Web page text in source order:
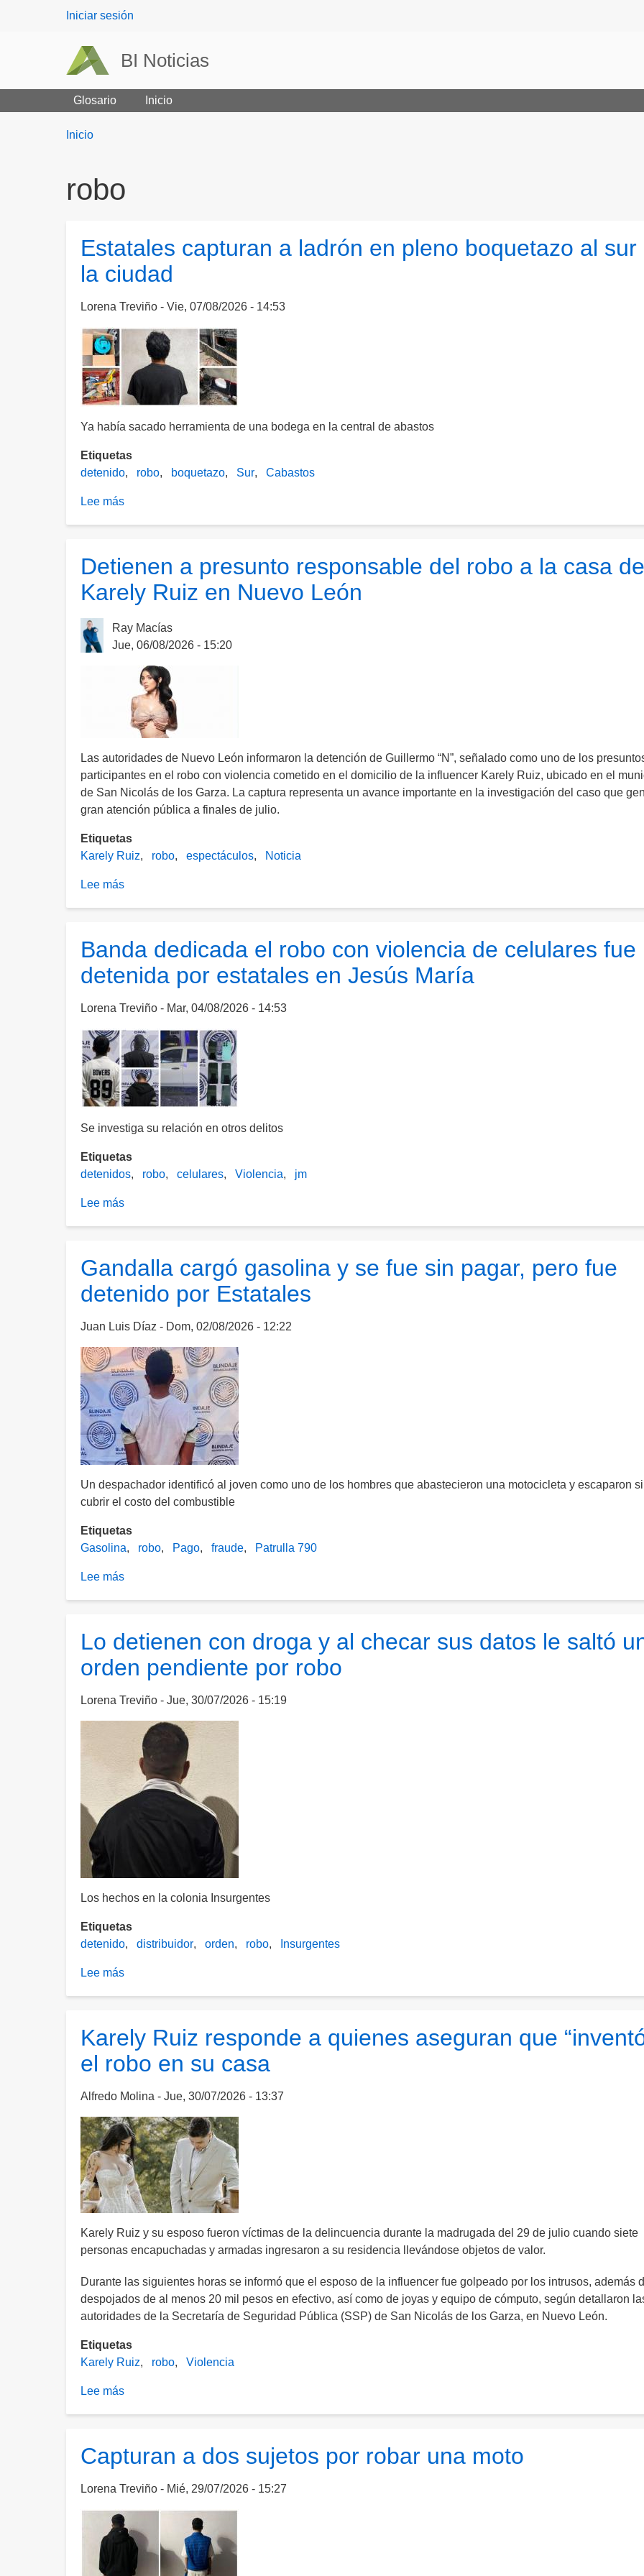
User
Iniciar sesión
BI Noticias
Glosario Inicio
Breadcrumbs
You
Inicio
robo
Estatales capturan a ladrón en pleno boquetazo al sur
la ciudad
Lorena Treviño Vie, 07/08/2026 - 14:53
Ya había sacado herramienta de una bodega en la central de abastos
Etiquetas
detenido
robo boquetazo Sur Cabastos
Lee más
ladrón
en
pleno
boquetazo
ciudad
Detienen a presunto responsable del robo a la casa de
Karely Ruiz en Nuevo León
Ray Macías
Jue, 06/08/2026 - 15:20
Las autoridades de Nuevo León informaron la detención de Guillermo “N”, señalado como uno de los
participantes en el robo con violencia cometido en el domicilio de la influencer Karely Ruiz, ubicado en el
de San Nicolás de los Garza. La captura representa un avance importante en la investigación del caso que
gran atención pública a finales de julio.
Etiquetas
Karely Ruiz
robo espectáculos Noticia
Lee más
responsable
del
a
casa
de
Karely
Ruiz
en
Nuevo
Banda dedicada el robo con violencia de celulares fue
detenida por estatales en Jesús María
Lorena Treviño Mar, 04/08/2026 - 14:53
Se investiga su relación en otros delitos
Etiquetas
detenidos
robo celulares Violencia jm
Lee más
robo
con
de
fue
detenida
por
estatales
en
Jesús
María
Gandalla cargó gasolina y se fue sin pagar, pero fue
detenido por Estatales
Juan Luis Díaz Dom, 02/08/2026 - 12:22
Un despachador identificó al joven como uno de los hombres que abastecieron una motocicleta y escaparon
cubrir el costo del combustible
Etiquetas
Gasolina
robo Pago fraude Patrulla 790
Lee más
y
se
sin
pero
detenido
por
Estatales
Lo detienen con droga y al checar sus datos le saltó
orden pendiente por robo
Lorena Treviño Jue, 30/07/2026 - 15:19
Los hechos en la colonia Insurgentes
Etiquetas
detenido
distribuidor orden robo Insurgentes
Lee más
droga
y
checar
datos
le
saltó
una
orden
pendiente
por
robo
Karely Ruiz responde a quienes aseguran que
el robo en su casa
Alfredo Molina Jue, 30/07/2026 - 13:37
Karely Ruiz y su esposo fueron víctimas de la delincuencia durante la madrugada del 29 de julio cuando siete
personas encapuchadas y armadas ingresaron a su residencia llevándose objetos de valor.
Durante las siguientes horas se informó que el esposo de la influencer fue golpeado por los intrusos, además
despojados de al menos 20 mil pesos en efectivo, así como de joyas y equipo de cómputo, según detallaron
autoridades de la Secretaría de Seguridad Pública (SSP) de San Nicolás de los Garza, en Nuevo León.
Etiquetas
Karely Ruiz
robo Violencia
Lee más
a
aseguran
que
“inventó”
robo
Capturan a dos sujetos por robar una moto
Lorena Treviño Mié, 29/07/2026 - 15:27